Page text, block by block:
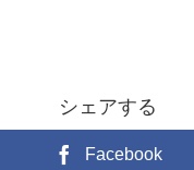
シェアする
Facebook